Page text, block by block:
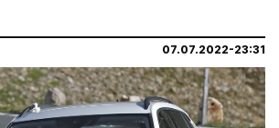
07.07.2022-23:31